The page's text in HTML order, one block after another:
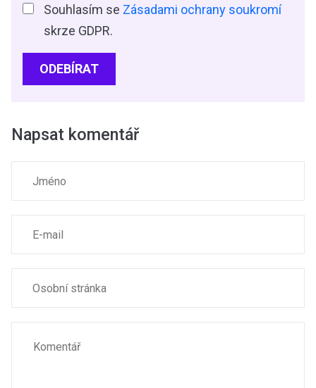
Souhlasím se Zásadami ochrany soukromí
skrze GDPR.
ODEBÍRAT
Napsat komentář